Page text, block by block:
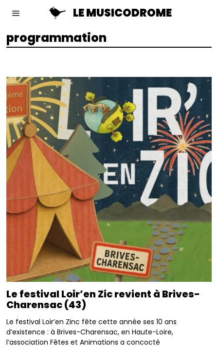
LE MUSICODROME
programmation
Le festival Loir’en Zic revient à Brives-
Charensac (43)
Le festival Loir’en Zinc fête cette année ses 10 ans
d’existence : à Brives-Charensac, en Haute-Loire,
l’association Fêtes et Animations a concocté